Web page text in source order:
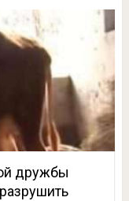
дружбы